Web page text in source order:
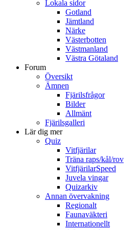
Lokala sidor
Gotland
Jämtland
Närke
Västerbotten
Västmanland
Västra Götaland
Forum
Översikt
Ämnen
Fjärilsfrågor
Bilder
Allmänt
Fjärilsgalleri
Lär dig mer
Quiz
Vitfjärilar
Träna raps/kål/rov
VitfjärilarSpeed
Juvela vingar
Quizarkiv
Annan övervakning
Regionalt
Faunaväkteri
Internationellt